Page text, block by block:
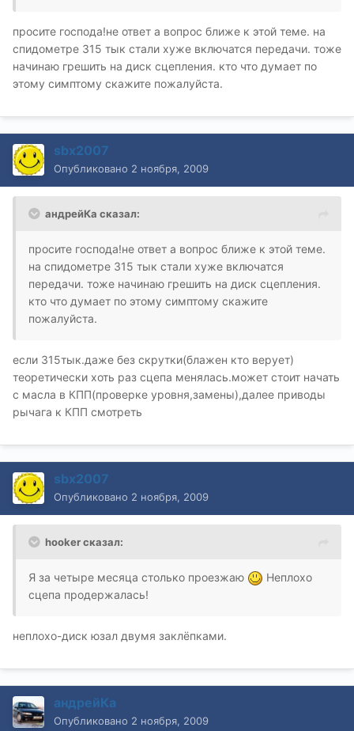
просите господа!не ответ а вопрос ближе к этой теме. на
спидометре 315 тык стали хуже включатся передачи. тоже
начинаю грешить на диск сцепления. кто что думает по
этому симптому скажите пожалуйста.
sbx2007
Опубликовано 2 ноября, 2009
андрейКа сказал:
просите господа!не ответ а вопрос ближе к этой теме.
на спидометре 315 тык стали хуже включатся
передачи. тоже начинаю грешить на диск сцепления.
кто что думает по этому симптому скажите
пожалуйста.
если 315тык.даже без скрутки(блажен кто верует)
теоретически хоть раз сцепа менялась.может стоит начать
с масла в КПП(проверке уровня,замены),далее приводы
рычага к КПП смотреть
sbx2007
Опубликовано 2 ноября, 2009
hooker сказал:
Я за четыре месяца столько проезжаю
Неплохо
сцепа продержалась!
неплохо-диск юзал двумя заклёпками.
андрейКа
Опубликовано 2 ноября, 2009